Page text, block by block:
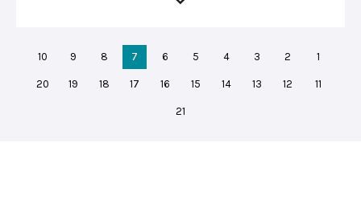
1
2
3
4
5
6
7
8
9
10
11
12
13
14
15
16
17
18
19
20
21